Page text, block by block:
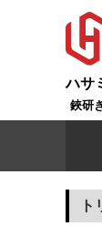
ハサ
鋏研
ト